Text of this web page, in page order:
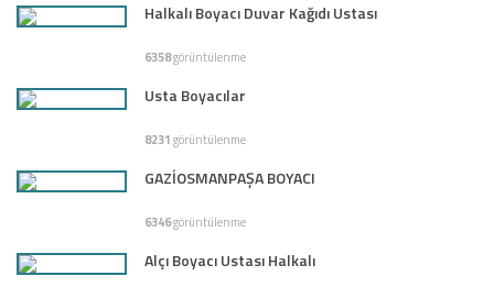
Halkalı Boyacı Duvar Kağıdı Ustası
6358görüntülenme
Usta Boyacılar
8231görüntülenme
GAZİOSMANPAŞA BOYACI
6346görüntülenme
Alçı Boyacı Ustası Halkalı